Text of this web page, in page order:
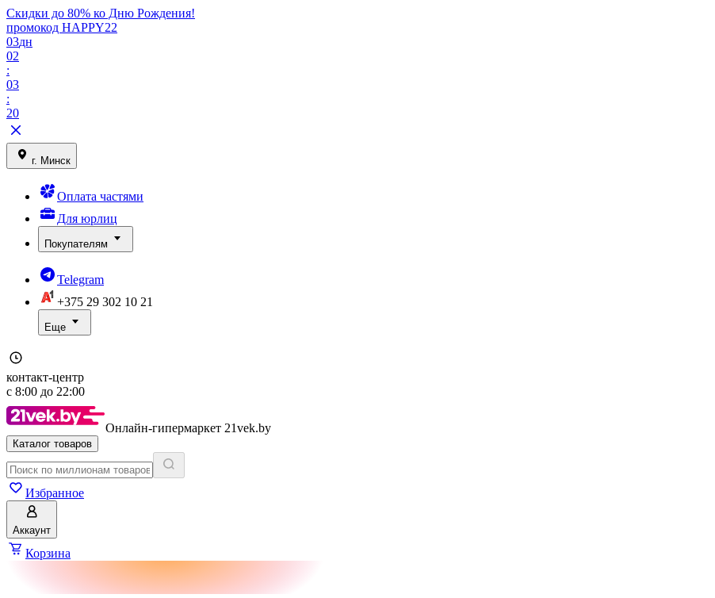
Скидки до 80% ко Дню Рождения!
промокод HAPPY22
03дн
02
:
03
:
20
г. Минск
Оплата частями
Для юрлиц
Покупателям
Telegram
+375 29 302 10 21
Еще
контакт-центр
с 8:00 до 22:00
Онлайн-гипермаркет 21vek.by
Каталог товаров
Избранное
Аккаунт
Корзина